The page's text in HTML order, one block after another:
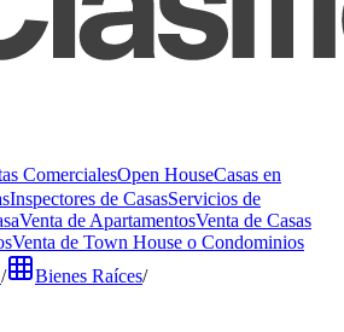
ComercialesOpen HouseCasas en
Inspectores de CasasServicios de
Venta de ApartamentosVenta de Casas
Venta de Town House o Condominios
/ Bienes Raíces/